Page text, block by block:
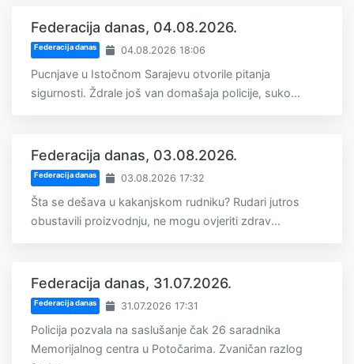
Federacija danas, 04.08.2026.
Federacija danas 04.08.2026 18:06
Pucnjave u Istočnom Sarajevu otvorile pitanja
sigurnosti. Ždrale još van domašaja policije, suko...
Federacija danas, 03.08.2026.
Federacija danas 03.08.2026 17:32
Šta se dešava u kakanjskom rudniku? Rudari jutros
obustavili proizvodnju, ne mogu ovjeriti zdrav...
Federacija danas, 31.07.2026.
Federacija danas 31.07.2026 17:31
Policija pozvala na saslušanje čak 26 saradnika
Memorijalnog centra u Potočarima. Zvaničan razlog